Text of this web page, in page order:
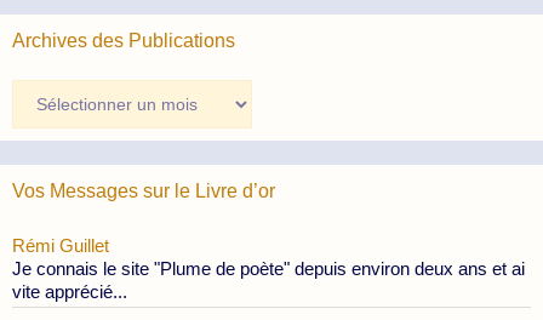
Archives des Publications
des
Publications
Vos Messages sur le Livre d’or
Rémi Guillet
Je connais le site "Plume de poète" depuis environ deux ans et ai
vite apprécié...